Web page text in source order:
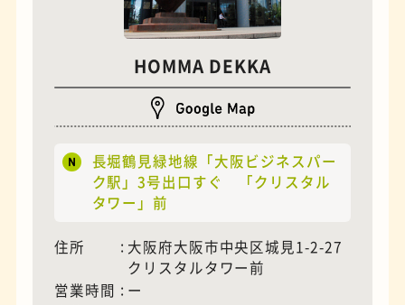
HOMMA DEKKA
長堀鶴見緑地線「大阪ビジネスパー
ク駅」3号出口すぐ 「クリスタル
タワー」前
住所
大阪府大阪市中央区城見1-2-27
クリスタルタワー前
営業時間
ー